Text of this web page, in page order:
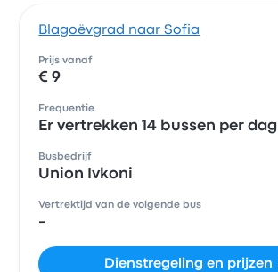
Blagoëvgrad naar Sofia
Prijs vanaf
€ 9
Frequentie
Er vertrekken 14 bussen per dag
Busbedrijf
Union Ivkoni
Vertrektijd van de volgende bus
-
Dienstregeling en prijzen